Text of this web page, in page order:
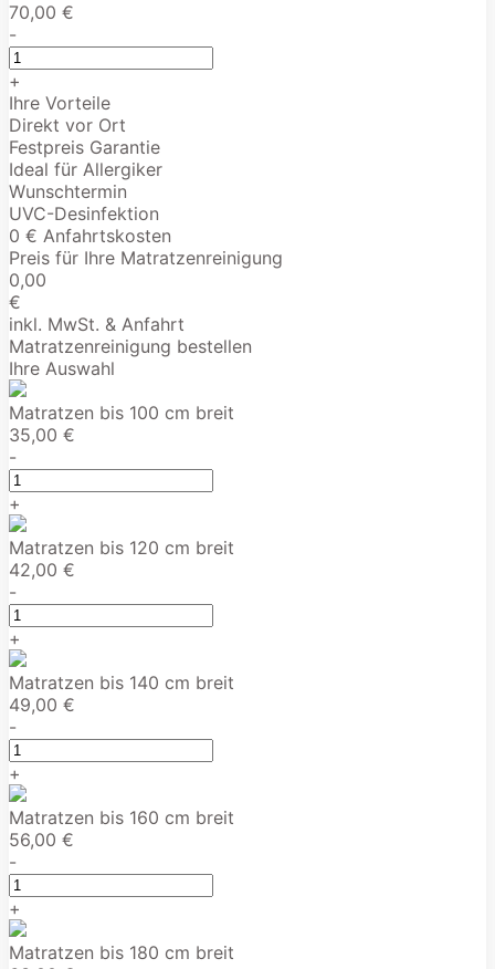
70,00 €
-
+
Ihre Vorteile
Direkt vor Ort
Festpreis Garantie
Ideal für Allergiker
Wunschtermin
UVC-Desinfektion
0 € Anfahrtskosten
Preis für Ihre Matratzenreinigung
0,00
€
inkl. MwSt. & Anfahrt
Matratzenreinigung bestellen
Ihre Auswahl
Matratzen bis 100 cm breit
35,00 €
-
+
Matratzen bis 120 cm breit
42,00 €
-
+
Matratzen bis 140 cm breit
49,00 €
-
+
Matratzen bis 160 cm breit
56,00 €
-
+
Matratzen bis 180 cm breit